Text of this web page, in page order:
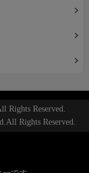
Rights Reserved.
Rights Reserved.